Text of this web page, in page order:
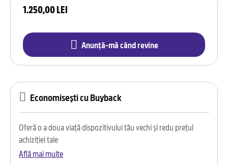
1.250,00 LEI
Anunță-mă când revine
Economisești cu Buyback
Oferă o a doua viață dispozitivului tău vechi și redu prețul
achiziției tale
Află mai multe